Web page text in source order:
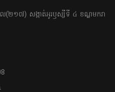
(២១៧) សង្កាត់អូរឫស្សីទី ៤ ខណ្ឌមករា